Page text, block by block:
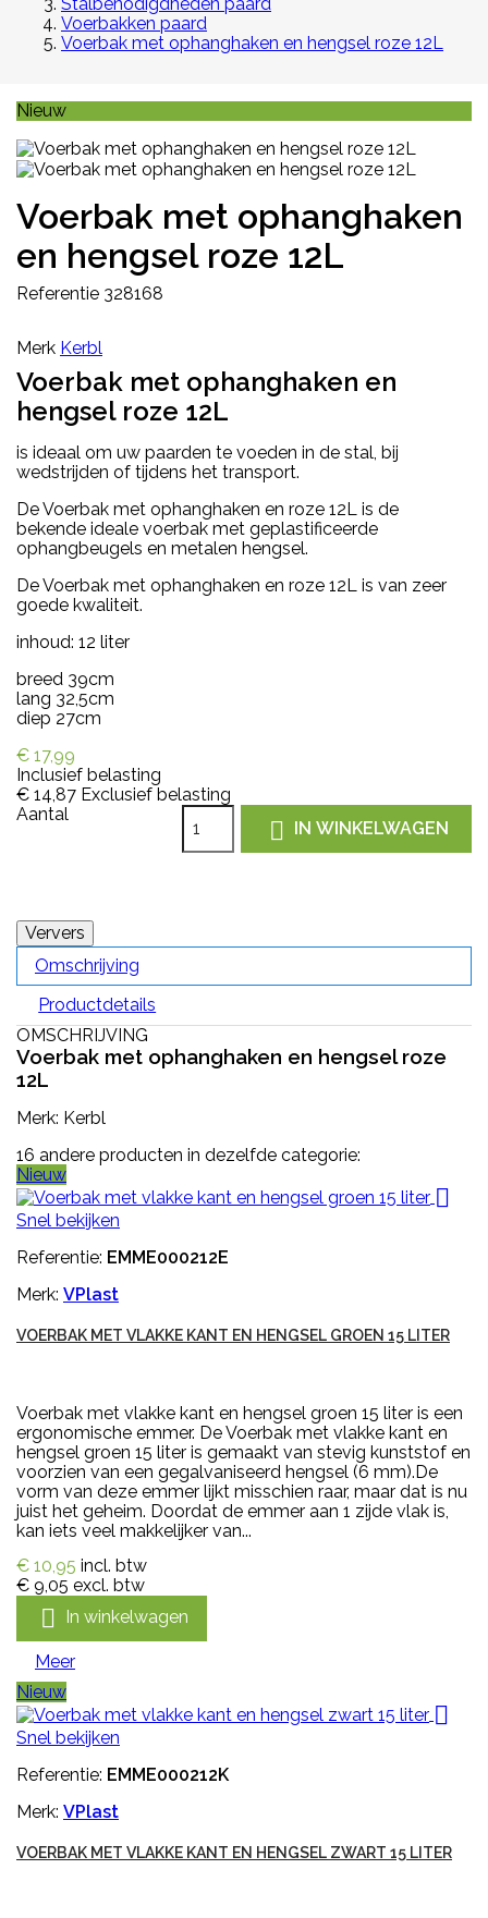
Voerbakken paard
Voerbak met ophanghaken en hengsel roze 12L
Nieuw
Voerbak met ophanghaken
en hengsel roze 12L
Referentie 328168
Merk Kerbl
Voerbak met ophanghaken en
hengsel roze 12L
is ideaal om uw paarden te voeden in de stal, bij
wedstrijden of tijdens het transport.
De Voerbak met ophanghaken en roze 12L is de
bekende ideale voerbak met geplastificeerde
ophangbeugels en metalen hengsel.
De Voerbak met ophanghaken en roze 12L is van zeer
goede kwaliteit.
inhoud: 12 liter
breed 39cm
lang 32,5cm
diep 27cm
€ 17,99
Inclusief belasting
€ 14,87 Exclusief belasting
Aantal
 IN WINKELWAGEN
Omschrijving
Productdetails
OMSCHRIJVING
Voerbak met ophanghaken en hengsel roze
12L
Merk: Kerbl
16 andere producten in dezelfde categorie:
Nieuw

Snel bekijken
Referentie: EMME000212E
Merk: VPlast
VOERBAK MET VLAKKE KANT EN HENGSEL GROEN 15 LITER
Voerbak met vlakke kant en hengsel groen 15 liter is een
ergonomische emmer. De Voerbak met vlakke kant en
hengsel groen 15 liter is gemaakt van stevig kunststof en
voorzien van een gegalvaniseerd hengsel (6 mm).De
vorm van deze emmer lijkt misschien raar, maar dat is nu
juist het geheim. Doordat de emmer aan 1 zijde vlak is,
kan iets veel makkelijker van...
€ 10,95 incl. btw
€ 9,05 excl. btw
 In winkelwagen
Meer
Nieuw

Snel bekijken
Referentie: EMME000212K
Merk: VPlast
VOERBAK MET VLAKKE KANT EN HENGSEL ZWART 15 LITER